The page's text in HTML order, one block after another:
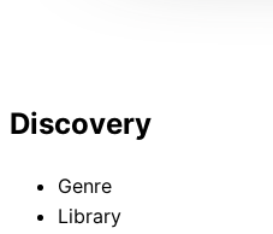
Discovery
Genre
Library